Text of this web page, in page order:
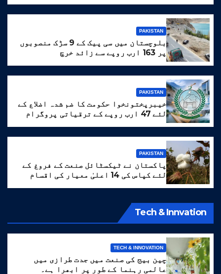
PAKISTAN
بلوچستان میں سی پیک کے 9 سڑک منصوبوں
پر 163 ارب روپے سے زائد خرچ
PAKISTAN
خیبرپختونخوا حکومت کا ضم شدہ اضلاع کے
لئے 47 ارب روپے کے ترقیاتی پروگرام
PAKISTAN
پاکستان نے ٹیکسٹائل صنعت کے فروغ کے
لئے کپاس کی 14 اعلیٰ معیار کی اقسام
Tech & Innvation
TECH & INNOVATION
چین بیج کی صنعت میں جدت طرازی میں
عالمی رہنما کے طور پر ابھرا ہے۔